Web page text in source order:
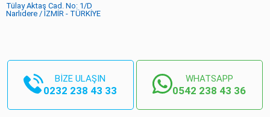
Tülay Aktaş Cad. No: 1/D
Narlıdere / İZMİR - TÜRKİYE
BİZE ULAŞIN
0232 238 43 33
WHATSAPP
0542 238 43 36